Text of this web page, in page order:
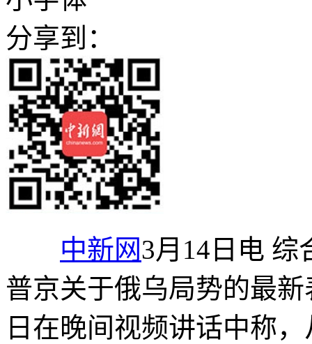
分享到：
中新网3月14日电 综
普京关于俄乌局势的最
日在晚间视频讲话中称